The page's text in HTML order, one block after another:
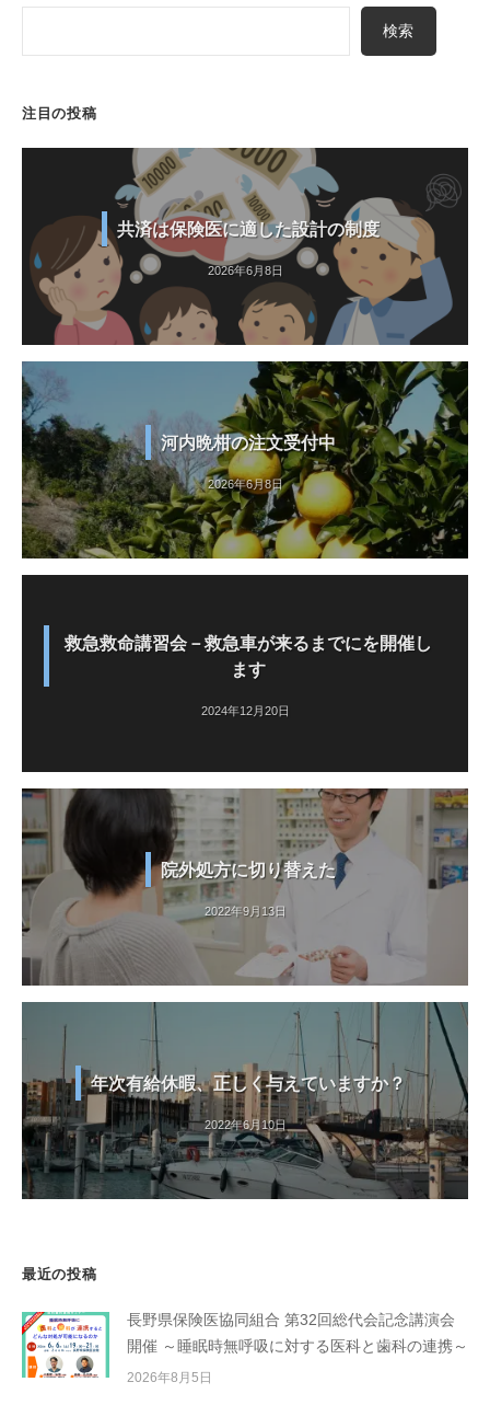
検索
注目の投稿
共済は保険医に適した設計の制度
2026年6月8日
河内晩柑の注文受付中
2026年6月8日
救急救命講習会－救急車が来るまでにを開催し
ます
2024年12月20日
院外処方に切り替えた
2022年9月13日
年次有給休暇、正しく与えていますか？
2022年6月10日
最近の投稿
長野県保険医協同組合 第32回総代会記念講演会
開催 ～睡眠時無呼吸に対する医科と歯科の連携～
2026年8月5日